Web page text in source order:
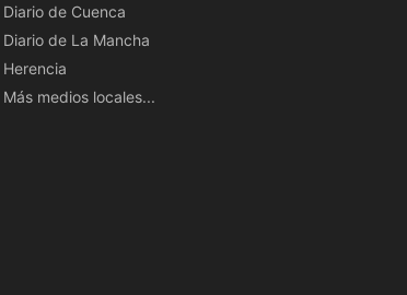
Diario de Cuenca
Diario de La Mancha
Herencia
Más medios locales...